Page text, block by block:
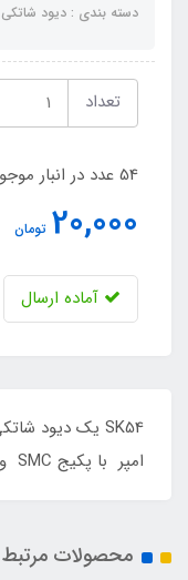
دسته بندی : دیود شاتکی
تعداد
54 عدد در انبار موجود است
20,000 تومان
آماده ارسال
امپر با پکیج SMC و برند PANJIT تایوان می باشد
محصولات مرتبط